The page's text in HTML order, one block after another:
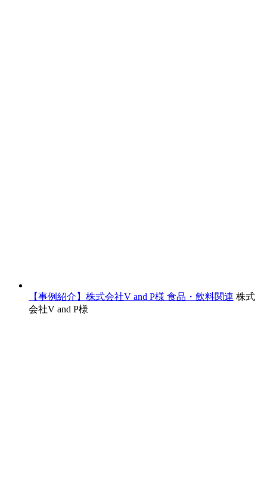
【事例紹介】株式会社V and P様 食品・飲料関連 株式
会社V and P様